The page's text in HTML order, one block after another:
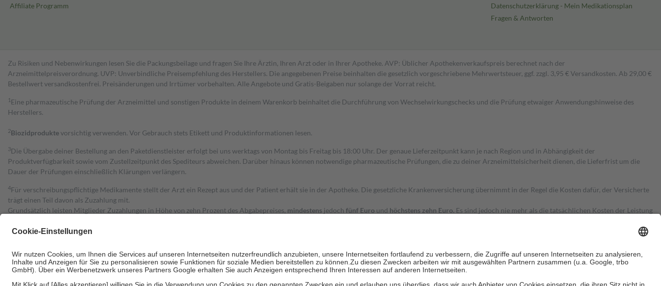
Affiliate Programm
Datenschutzerklärung - Mein Medikationsplan
Fragen & Antworten
Zu Risiken und Nebenwirkungen lesen Sie die Packungsbeilage und fragen Sie Ihre Ärztin, Ihren Arzt oder in Ihrer Apotheke. AVP: Üblicher Apothekenverkaufspreis berechnet nach der
Arzneimittelpreisverordnung. UVP: Unverbindliche Preisempfehlung des Herstellers. Die angegebenen Preise beinhalten die gesetzlich vorgeschriebene Mehrwertsteuer, ggf. zzgl. 3,95 € Versandkosten. Ab 29,00 €
Bestell­wert versand­kosten­frei. Preisänderungen und Irrtümer vorbehalten. Alle Angebote und Gratis-Beigaben nur solange der Vorrat reicht.
1 Eine pharmazeutische Prüfung der Arzneimittel und sonstigen Produkte in deinem Warenkorb beinhaltet die Durchführung von Wechselwirkungschecks und die Prüfung etwaiger Anwendungshinweise des
Herstellers.
2Biozidproduktevorsichtig verwenden. Vor Gebrauch stets Etikett und Produktinformationen lesen.
3Die Übergabe deiner Bestellung an den Paketdienstleister erfolgt bei uns werktags von Montag bis Freitag bis 18:00 Uhr. Der genaue Lieferzeitpunkt kann je nach Region und in Abhängigkeit der
Produktverfügbarkeit sowie vom Zustellzeitpunkt des Spediteurs abweichen. Darüber hinaus können notwendige pharmazeutische Prüfungen, die zu deiner Arzneimittelsicherheit dienen, die Lieferfrist um die
Dauer der Prüfungen einschließlich Klärungen verlängern.
4Für verschreibungspflichtige Medikamente stellt der Arzt ein Rezept aus und der Patient erhält sie in der Apotheke. Die gesetzliche Krankenversicherung übernimmt in der Regel die Kosten dafür, der Versicherte
trägt einen Teil davon als Zuzahlung mit.
Grundsätzlich leisten Mitglieder Zuzahlungen in Höhe von zehn Prozent des Abgabepreises, mindestens jedoch fünf Euro und höchstens zehn Euro. Es sind jedoch nie mehr als die tatsächlichen Kosten der Leistung
Diese Regeln gelten grundsätzlich auch für Online-Apotheken.
Um das Engagement der Versicherten für ihre eigene Gesundheit zu stärken und die besondere Stellung der Familie zu unterstützen, fallenkeine Zuzahlungen an bei:
• Kindern und Jugendlichen bis zum vollendeten 18. Lebensjahr mit Ausnahme der Fahrkosten
• Untersuchungen zur Vorsorge und Früherkennung, die von der GKV getragen werden
• empfohlenen Schutzimpfungen